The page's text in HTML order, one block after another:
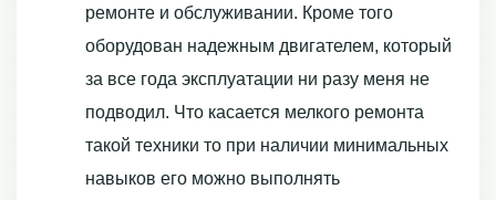
ремонте и обслуживании. Кроме того
оборудован надежным двигателем, который
за все года эксплуатации ни разу меня не
подводил. Что касается мелкого ремонта
такой техники то при наличии минимальных
навыков его можно выполнять